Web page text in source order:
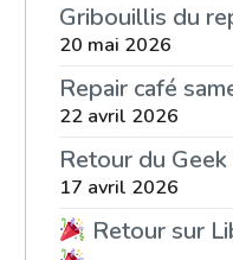
Gribouillis du
20 mai 2026
Repair café
22 avril 2026
Retour du
17 avril 2026
Retour sur